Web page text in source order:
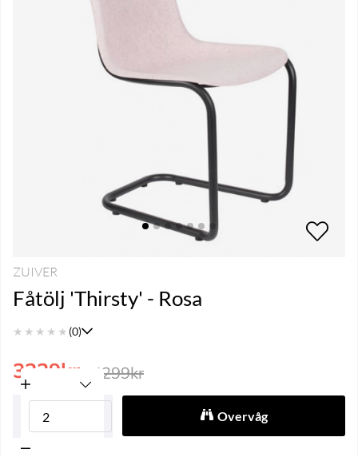
ZUIVER
Fåtölj 'Thirsty' - Rosa
★ ★ ★ ★ ★ (0)
4299kr
3229kr
Overvåg